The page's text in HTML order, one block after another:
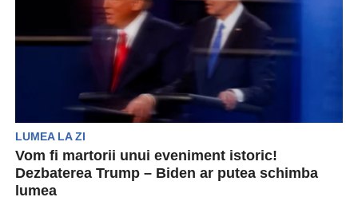
LUMEA LA ZI
Vom fi martorii unui eveniment istoric!
Dezbaterea Trump – Biden ar putea schimba
lumea